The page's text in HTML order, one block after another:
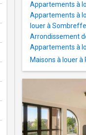
Appartements à
Appartements à
louer à Sombreffe
Arrondissement
Appartements à
Maisons à louer à